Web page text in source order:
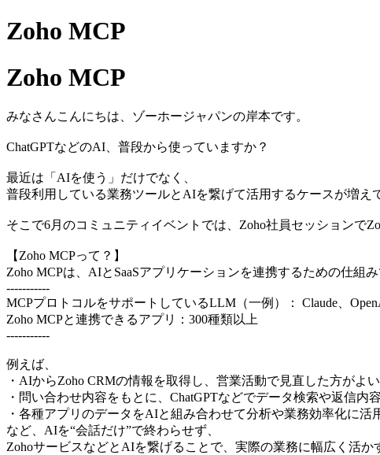
Zoho MCP
Zoho MCP
みなさんこんにちは、ゾーホージャパンの岸本です。
ChatGPTなどのAI、普段から使っていますか？
最近は「AIを使う」だけでなく、
普段利用している業務ツールとAIを繋げて活用するケースが増え
そこで6月のコミュニティイベントでは、Zoho社員セッションで
【Zoho MCPって？】
Zoho MCPは、AIとSaaSアプリケーションを連携するための仕組み
-----------
MCPプロトコルをサポートしているLLM（一例）： Claude、
Zoho MCPと連携できるアプリ：300種類以上
-----------
例えば、
・AIからZoho CRMの情報を取得し、営業活動で見直した方がよ
・問い合わせ内容をもとに、ChatGPTなどでデータ検索や返信内
・各種アプリのデータをAIと組み合わせて分析や業務効率化に活
など、AIを“会話だけ”で終わらせず、
ZohoサービスなどとAIを繋げることで、実際の業務に幅広く活か